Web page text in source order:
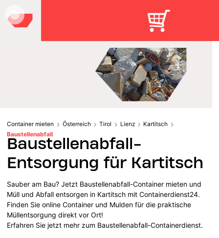
Container mieten Österreich Tirol Lienz
Kartitsch
Baustellenabfall
Baustellenabfall-
Entsorgung für Kartitsch
Sauber am Bau? Jetzt Baustellenabfall-Container mieten und
Müll und Abfall entsorgen in Kartitsch mit Containerdienst24.
Finden Sie online Container und Mulden für die praktische
Müllentsorgung direkt vor Ort!
Erfahren Sie jetzt mehr zum Baustellenabfall-Containerdienst.